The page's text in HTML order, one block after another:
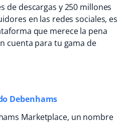
de descargas y 250 millones
en las redes sociales, es
que merece la pena
cuenta para tu gama de
Debenhams
Marketplace, un nombre